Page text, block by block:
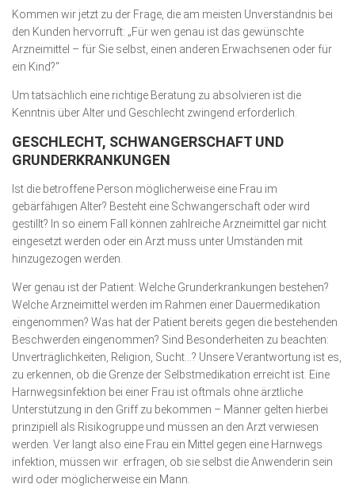
Kommen wir jetzt zu der Frage, die am meisten Unverständnis bei
den Kunden hervorruft: „Für wen genau ist das gewünschte
Arzneimittel – für Sie selbst, einen anderen Erwachsenen oder für
ein Kind?“
Um tatsächlich eine richtige Beratung zu absolvieren ist die
Kenntnis über Alter und Geschlecht zwingend erforderlich.
GESCHLECHT, SCHWANGERSCHAFT UND
GRUNDERKRANKUNGEN
Ist die betroffene Person möglicherweise eine Frau im
gebärfähigen Alter? Besteht eine Schwangerschaft oder wird
gestillt? In so einem Fall können zahlreiche Arzneimittel gar nicht
eingesetzt werden oder ein Arzt muss unter Umständen mit
hinzugezogen werden.
Wer genau ist der Patient: Welche Grunderkrankungen bestehen?
Welche Arzneimittel werden im Rahmen einer Dauermedikation
eingenommen? Was hat der Patient bereits gegen die bestehenden
Beschwerden eingenommen? Sind Besonderheiten zu beachten:
Unverträglichkeiten, Religion, Sucht…? Unsere Verantwortung ist es,
zu erkennen, ob die Grenze der Selbstmedikation erreicht ist. Eine
Harnwegsinfektion bei einer Frau ist oftmals ohne ärztliche
Unterstützung in den Griff zu bekommen – Männer gelten hierbei
prinzipiell als Risikogruppe und müssen an den Arzt verwiesen
werden. Ver langt also eine Frau ein Mittel gegen eine Harnwegs
infektion, müssen wir erfragen, ob sie selbst die Anwenderin sein
wird oder möglicherweise ein Mann.